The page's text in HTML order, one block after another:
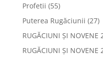
Profetii (55)
Puterea Rugăciunii (27)
RUGĂCIUNI ȘI NOVENE
RUGĂCIUNI ȘI NOVENE